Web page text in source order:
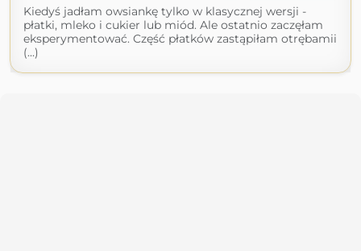
Kiedyś jadłam owsiankę tylko w klasycznej wersji -
płatki, mleko i cukier lub miód. Ale ostatnio zaczęłam
eksperymentować. Część płatków zastąpiłam otrębamii
(...)